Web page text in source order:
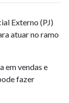
Externo (PJ)
atuar no ramo
em vendas e
fazer